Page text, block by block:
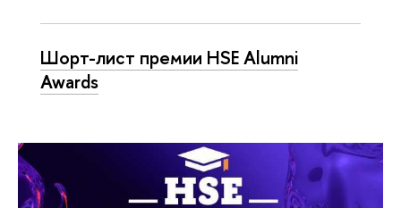
Шорт-лист премии HSE Alumni
Awards